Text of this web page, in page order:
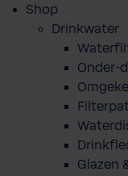
Shop
Drinkwater
Onder-
Glazen